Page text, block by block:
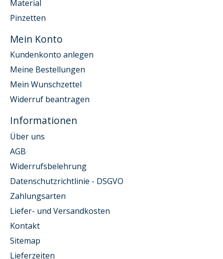
Material
Pinzetten
Mein Konto
Kundenkonto anlegen
Meine Bestellungen
Mein Wunschzettel
Widerruf beantragen
Informationen
Über uns
AGB
Widerrufsbelehrung
Datenschutzrichtlinie - DSGVO
Zahlungsarten
Liefer- und Versandkosten
Kontakt
Sitemap
Lieferzeiten